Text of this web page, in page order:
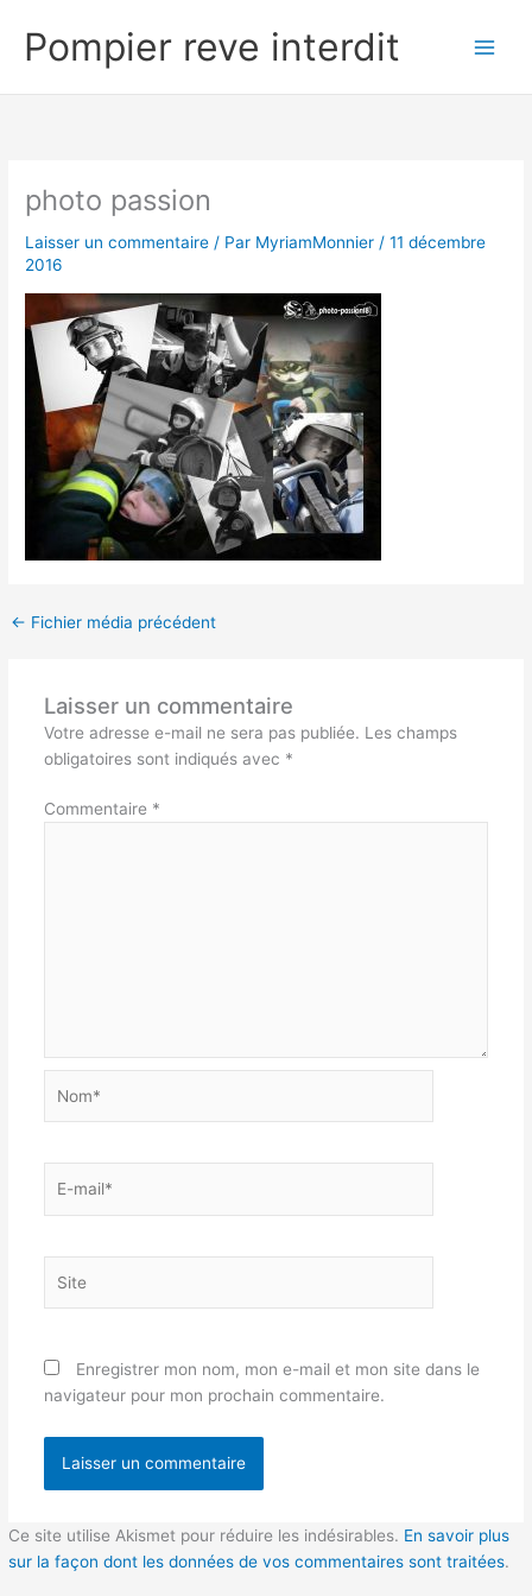
contenu
Pompier reve interdit
photo passion
Laisser un commentaire / Par MyriamMonnier /11 décembre
2016
← Fichier média précédent
Laisser un commentaire
Votre adresse e-mail ne sera pas publiée. Les champs
obligatoires sont indiqués avec *
Commentaire *
mail*
Enregistrer mon nom, mon e-mail et mon site dans le
navigateur pour mon prochain commentaire.
Ce site utilise Akismet pour réduire les indésirables. En savoir plus
sur la façon dont les données de vos commentaires sont traitées.